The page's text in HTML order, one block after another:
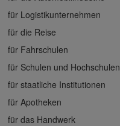
für Logistikunternehmen
für die Reise
für Fahrschulen
für Schulen und Hochschulen
für staatliche Institutionen
für Apotheken
für das Handwerk